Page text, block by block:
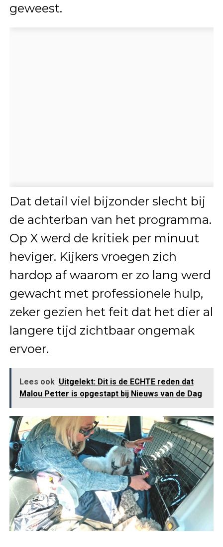
geweest.
Dat detail viel bijzonder slecht bij
de achterban van het programma.
Op X werd de kritiek per minuut
heviger. Kijkers vroegen zich
hardop af waarom er zo lang werd
gewacht met professionele hulp,
zeker gezien het feit dat het dier al
langere tijd zichtbaar ongemak
ervoer.
Lees ook Uitgelekt: Dit is de ECHTE reden dat
Malou Petter is opgestapt bij Nieuws van de Dag